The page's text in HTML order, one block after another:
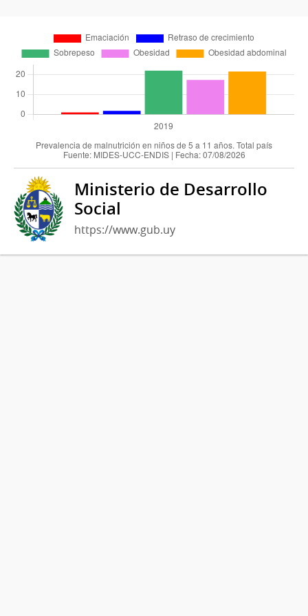
Ministerio de Desarrollo
Social
https://www.gub.uy